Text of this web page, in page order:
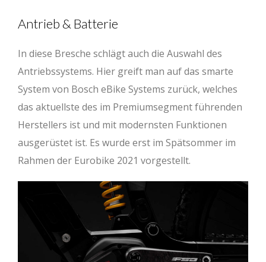
Stack (mm)
Radstand (mm)
1250-1255 1270-1275
Antrieb & Batterie
In diese Bresche schlägt auch die Auswahl des
Antriebssystems. Hier greift man auf das smarte
System von Bosch eBike Systems zurück, welches
das aktuellste des im Premiumsegment führenden
Herstellers ist und mit modernsten Funktionen
ausgerüstet ist. Es wurde erst im Spätsommer im
Rahmen der Eurobike 2021 vorgestellt.